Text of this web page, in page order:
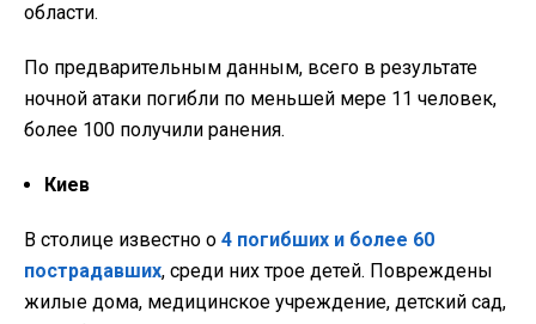
области.
По предварительным данным, всего в результате
ночной атаки погибли по меньшей мере 11 человек,
более 100 получили ранения.
Киев
В столице известно о 4 погибших и более 60
пострадавших, среди них трое детей. Повреждены
жилые дома, медицинское учреждение, детский сад,